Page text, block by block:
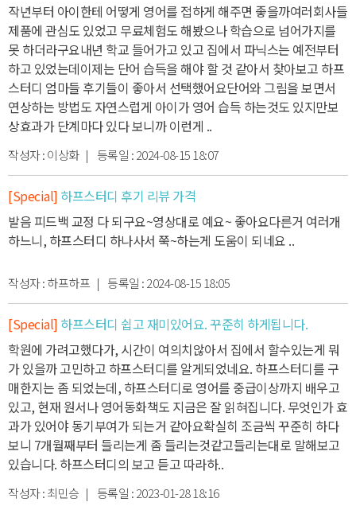
작년부터 아이한테 어떻게 영어를 접하게 해주면 좋을까여러회사들
제품에 관심도 있었고 무료체험도 해봤으나 학습으로 넘어가지를
못 하더라구요내년 학교 들어가고 있고 집에서 파닉스는 예전부터
하고 있었는데이제는 단어 습득을 해야 할 것 같아서 찾아보고 하프
스터디 엄마들 후기들이 좋아서 선택했어요단어와 그림을 보면서
연상하는 방법도 자연스럽게 아이가 영어 습득 하는것도 있지만보
상효과가 단계마다 있다 보니까 이런게 ..
작성자 :이상화| 등록일 :2024-08-15 18:07
[Special] 하프스터디 후기 리뷰 가격
발음 피드백 교정 다 되구요~영상대로 예요~ 좋아요다른거 여러개
하느니, 하프스터디 하나사서 쭉~하는게 도움이 되네요 ..
작성자 :하프하프 | 등록일 :2024-08-15 18:05
[Special] 하프스터디 쉽고 재미있어요. 꾸준히 하게됩니다.
학원에 가려고했다가, 시간이 여의치않아서 집에서 할수있는게 뭐
가 있을까 고민하고 하프스터디를 알게되었네요. 하프스터디를 구
매한지는 좀 되었는데, 하프스터디로 영어를 중급이상까지 배우고
있고, 현재 원서나 영어동화책도 지금은 잘 읽혀집니다. 무엇인가 효
과가 있어야 동기부여가 되는거 같아요확실히 조금씩 꾸준히 하다
보니 7개월째부터 들리는게 좀 들리는것같고들리는대로 말해보고
있습니다. 하프스터디의 보고 듣고 따라하..
작성자 :최민승 | 등록일 :2023-01-28 18:16